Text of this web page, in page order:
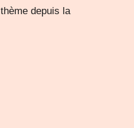
depuis la